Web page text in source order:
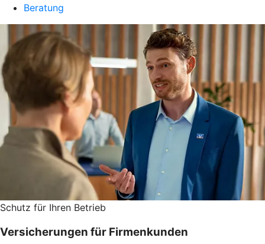
Beratung
Schutz für Ihren Betrieb
Versicherungen für Firmenkunden